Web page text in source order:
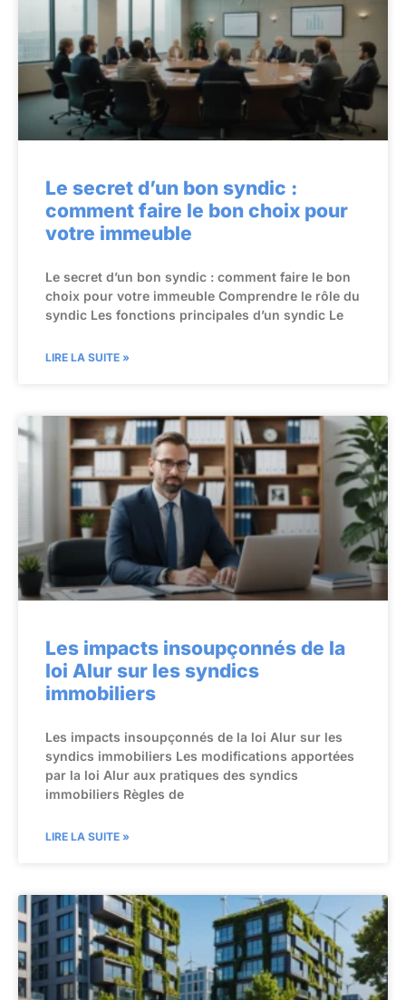
Le secret d’un bon syndic :
comment faire le bon choix pour
votre immeuble
Le secret d’un bon syndic : comment faire le bon
choix pour votre immeuble Comprendre le rôle du
syndic Les fonctions principales d’un syndic Le
LIRE LA SUITE »
Les impacts insoupçonnés de la
loi Alur sur les syndics
immobiliers
Les impacts insoupçonnés de la loi Alur sur les
syndics immobiliers Les modifications apportées
par la loi Alur aux pratiques des syndics
immobiliers Règles de
LIRE LA SUITE »